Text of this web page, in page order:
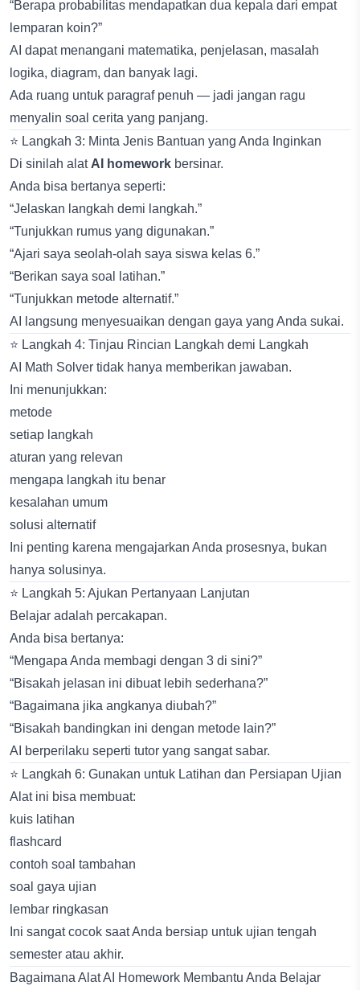
“Berapa probabilitas mendapatkan dua kepala dari empat
lemparan koin?”
AI dapat menangani matematika, penjelasan, masalah
logika, diagram, dan banyak lagi.
Ada ruang untuk paragraf penuh — jadi jangan ragu
menyalin soal cerita yang panjang.
⭐ Langkah 3: Minta Jenis Bantuan yang Anda Inginkan
Di sinilah alat AI homework bersinar.
Anda bisa bertanya seperti:
“Jelaskan langkah demi langkah.”
“Tunjukkan rumus yang digunakan.”
“Ajari saya seolah-olah saya siswa kelas 6.”
“Berikan saya soal latihan.”
“Tunjukkan metode alternatif.”
AI langsung menyesuaikan dengan gaya yang Anda sukai.
⭐ Langkah 4: Tinjau Rincian Langkah demi Langkah
AI Math Solver tidak hanya memberikan jawaban.
Ini menunjukkan:
metode
setiap langkah
aturan yang relevan
mengapa langkah itu benar
kesalahan umum
solusi alternatif
Ini penting karena mengajarkan Anda prosesnya, bukan
hanya solusinya.
⭐ Langkah 5: Ajukan Pertanyaan Lanjutan
Belajar adalah percakapan.
Anda bisa bertanya:
“Mengapa Anda membagi dengan 3 di sini?”
“Bisakah jelasan ini dibuat lebih sederhana?”
“Bagaimana jika angkanya diubah?”
“Bisakah bandingkan ini dengan metode lain?”
AI berperilaku seperti tutor yang sangat sabar.
⭐ Langkah 6: Gunakan untuk Latihan dan Persiapan Ujian
Alat ini bisa membuat:
kuis latihan
flashcard
contoh soal tambahan
soal gaya ujian
lembar ringkasan
Ini sangat cocok saat Anda bersiap untuk ujian tengah
semester atau akhir.
Bagaimana Alat AI Homework Membantu Anda Belajar